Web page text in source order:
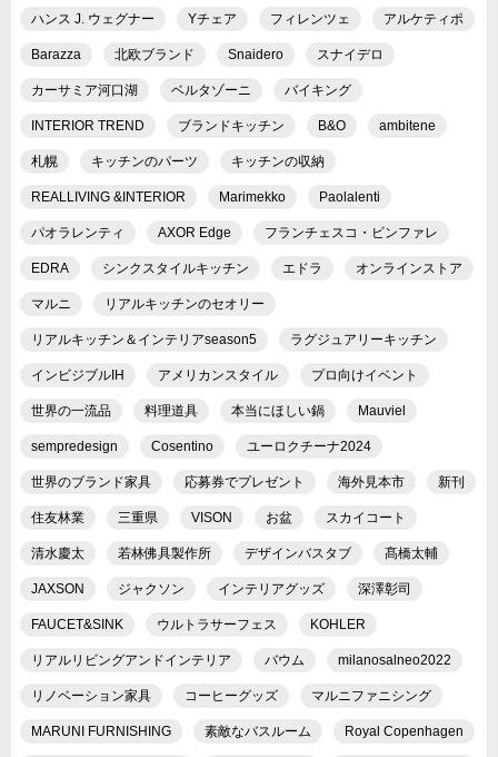
ハンス J. ウェグナー Yチェア フィレンツェ アルケティポ
Barazza 北欧ブランド Snaidero スナイデロ
カーサミア河口湖 ベルタゾーニ バイキング
INTERIOR TREND ブランドキッチン B&O ambitene
札幌 キッチンのパーツ キッチンの収納
REALLIVING &INTERIOR Marimekko Paolalenti
パオラレンティ AXOR Edge フランチェスコ・ビンファレ
EDRA シンクスタイルキッチン エドラ オンラインストア
マルニ リアルキッチンのセオリー
リアルキッチン＆インテリアseason5 ラグジュアリーキッチン
インビジブルIH アメリカンスタイル プロ向けイベント
世界の一流品 料理道具 本当にほしい鍋 Mauviel
sempredesign Cosentino ユーロクチーナ2024
世界のブランド家具 応募券でプレゼント 海外見本市 新刊
住友林業 三重県 VISON お盆 スカイコート
清水慶太 若林佛具製作所 デザインバスタブ 髙橋太輔
JAXSON ジャクソン インテリアグッズ 深澤彰司
FAUCET&SINK ウルトラサーフェス KOHLER
リアルリビングアンドインテリア バウム milanosalneo2022
リノベーション家具 コーヒーグッズ マルニファニシング
MARUNI FURNISHING 素敵なバスルーム Royal Copenhagen